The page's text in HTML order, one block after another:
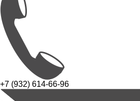
+7 (932) 614-66-96